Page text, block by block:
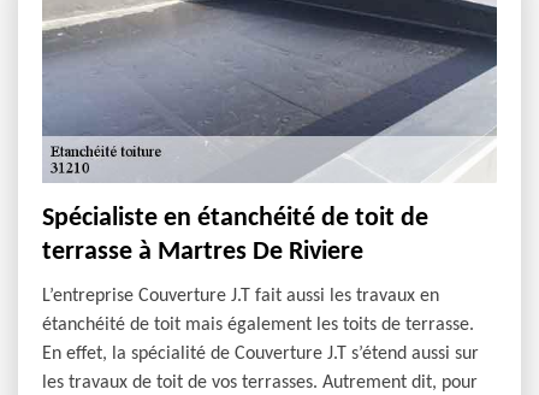
Spécialiste en étanchéité de toit de
terrasse à Martres De Riviere
L’entreprise Couverture J.T fait aussi les travaux en
étanchéité de toit mais également les toits de terrasse.
En effet, la spécialité de Couverture J.T s’étend aussi sur
les travaux de toit de vos terrasses. Autrement dit, pour